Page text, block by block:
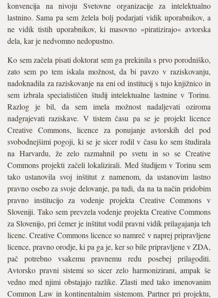
konvencija na nivoju Svetovne organizacije za intelektualno
lastnino. Sama pa sem želela bolj podarjati vidik uporabnikov, a
ne vidik tistih uporabnikov, ki masovno »piratizirajo« avtorska
dela, kar je nedvomno nedopustno.
Ko sem začela pisati doktorat sem ga prekinila s prvo porodniško,
zato sem po tem iskala možnost, da bi pavzo v raziskovanju,
nadoknadila za raziskovanje na eni od institucij s tujo knjižnico in
sem izbrala specialističen študij intelektualne lastnine v Torinu.
Razlog je bil, da sem imela možnost nadaljevati oziroma
nadgrajevati raziskave. V tistem času pa se je projekt licence
Creative Commons, licence za ponujanje avtorskih del pod
svobodnejšimi pogoji, ki se je sicer rodil v času ko sem študirala
na Harvardu, že zelo razmahnil po svetu in so se Creative
Commons projekti začeli lokalizirali. Med študijem v Torinu sem
tako ustanovila svoj inštitut z namenom, da ustanovim lastno
pravno osebo za svoje delovanje, pa tudi, da na ta način pridobim
pravno institucijo za vodenje projekta Creative Commons v
Sloveniji. Tako sem prevzela vodenje projekta Creative Commons
za Slovenijo, pri čemer je inštitut vodil pravni vidik prilagajanja teh
licenc. Creative Commons licence so namreč v naprej pripravljene
licence, pravno orodje, ki pa ga je, ker so bile pripravljene v ZDA,
pač potrebno vsakemu pravnemu redu posebej prilagoditi.
Avtorsko pravni sistemi so sicer zelo harmonizirani, ampak še
vedno med njimi obstajajo razlike. Zlasti med tako imenovanim
Common Law in kontinentalnim sistemom. Partner pri projektu,